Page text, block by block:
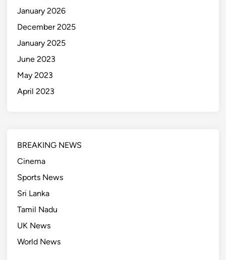
January 2026
December 2025
January 2025
June 2023
May 2023
April 2023
BREAKING NEWS
Cinema
Sports News
Sri Lanka
Tamil Nadu
UK News
World News